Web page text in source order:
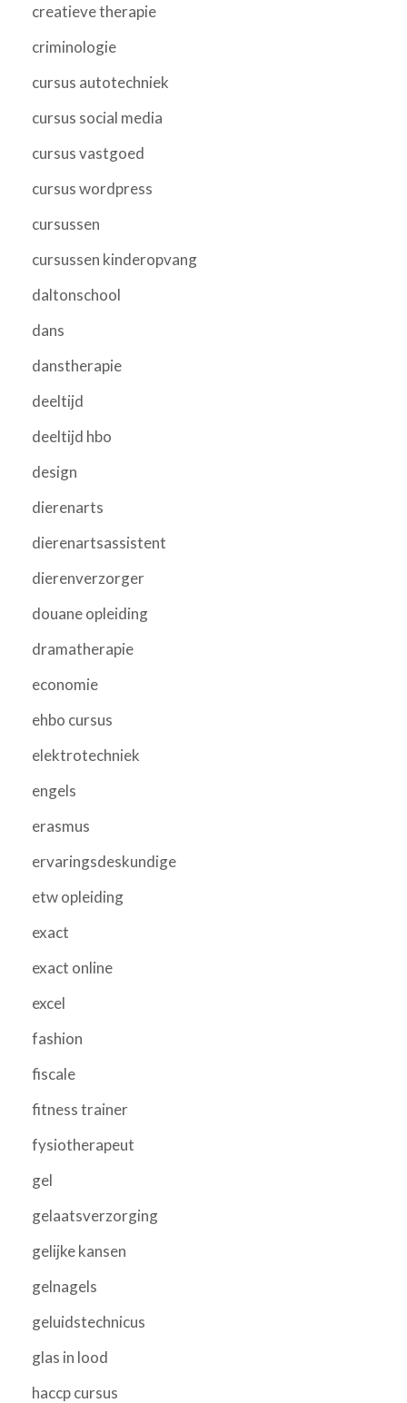
creatieve therapie
criminologie
cursus autotechniek
cursus social media
cursus vastgoed
cursus wordpress
cursussen
cursussen kinderopvang
daltonschool
dans
danstherapie
deeltijd
deeltijd hbo
design
dierenarts
dierenartsassistent
dierenverzorger
douane opleiding
dramatherapie
economie
ehbo cursus
elektrotechniek
engels
erasmus
ervaringsdeskundige
etw opleiding
exact
exact online
excel
fashion
fiscale
fitness trainer
fysiotherapeut
gel
gelaatsverzorging
gelijke kansen
gelnagels
geluidstechnicus
glas in lood
haccp cursus